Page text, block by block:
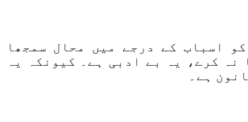
اسباب کے درجے میں محال سمجھا
نہ کرے، یہ بے ادبی ہے۔ کیونکہ یہ
ہے۔